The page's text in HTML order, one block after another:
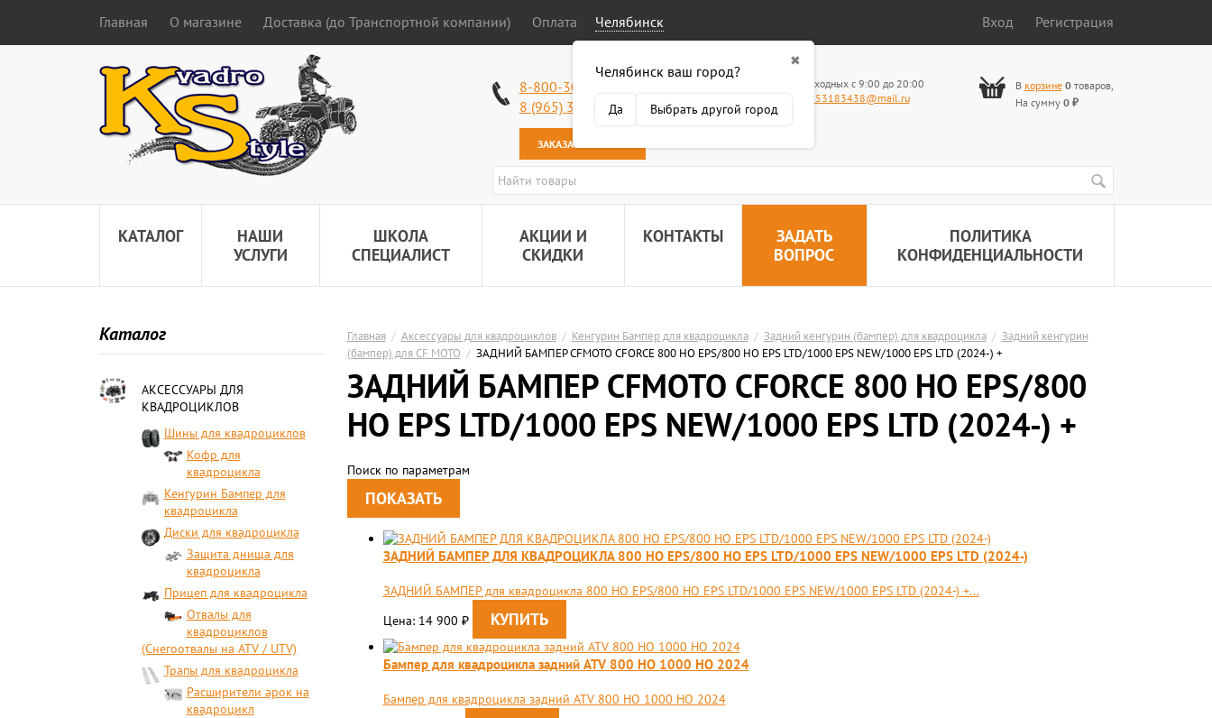
Главная О магазине Доставка (до Транспортной компании) Оплата Челябинск
✖
Челябинск ваш город?
Да Выбрать другой город
Вход Регистрация
8-800-301-50-58
8 (965) 318-34-38
ЗАКАЗАТЬ ЗВОНОК
Работаем без выходных с 9:00 до 20:00
89653183438@mail.ru
В корзине 0товаров,
На сумму 0 ₽
КАТАЛОГ
НАШИ
УСЛУГИ
ШКОЛА
СПЕЦИАЛИСТ
АКЦИИ И
СКИДКИ
КОНТАКТЫ
ЗАДАТЬ
ВОПРОС
ПОЛИТИКА
КОНФИДЕНЦИАЛЬНОСТИ
Каталог
АКСЕССУАРЫ ДЛЯ
КВАДРОЦИКЛОВ
Шины для квадроциклов
Кофр для
квадроцикла
Кенгурин Бампер для
квадроцикла
Диски для квадроцикла
Защита днища для
квадроцикла
Прицеп для квадроцикла
Отвалы для
квадроциклов
(Снегоотвалы на ATV / UTV)
Трапы для квадроцикла
Расширители арок на
квадроцикл
Главная / Аксессуары для квадроциклов / Кенгурин Бампер для квадроцикла / Задний кенгурин (бампер) для квадроцикла / Задний кенгурин
(бампер) для СF MOTO / ЗАДНИЙ БАМПЕР CFMOTO CFORCE 800 HO EPS/800 HO EPS LTD/1000 EPS NEW/1000 EPS LTD (2024-) +
ЗАДНИЙ БАМПЕР CFMOTO CFORCE 800 HO EPS/800
HO EPS LTD/1000 EPS NEW/1000 EPS LTD (2024-) +
Поиск по параметрам
ЗАДНИЙ БАМПЕР ДЛЯ КВАДРОЦИКЛА 800 HO EPS/800 HO EPS LTD/1000 EPS NEW/1000 EPS LTD (2024-)
ЗАДНИЙ БАМПЕР для квадроцикла 800 HO EPS/800 HO EPS LTD/1000 EPS NEW/1000 EPS LTD (2024-) +...
Цена: 14 900 ₽
Бампер для квадроцикла задний ATV 800 HO 1000 HO 2024
Бампер для квадроцикла задний ATV 800 HO 1000 HO 2024